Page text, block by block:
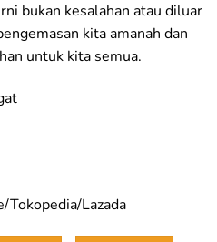
bukan kesalahan atau diluar
kita amanah dan
untuk kita semua.
Tokopedia/Lazada